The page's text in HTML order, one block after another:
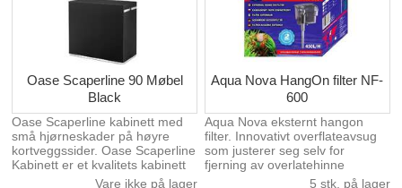
Oase Scaperline 90 Møbel
Black
Oase Scaperline kabinett med
små hjørneskader på høyre
kortveggssider. Oase Scaperline
Kabinett er et kvalitets kabinett
med mange funksjonelleVare ikke på lager
Aqua Nova HangOn filter NF-
600
Aqua Nova eksternt hangon
filter. Innovativt overflateavsug
som justerer seg selv for
fjerning av overlatehinne
Filterpatroner, med svamp og
5 stk. på lager